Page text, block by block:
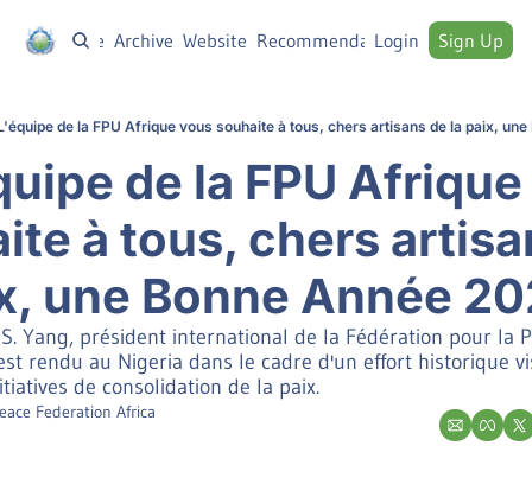
Home Archive Website Recommendations
Login Sign Up
de la FPU Afrique vous souhaite à tous, chers artisans de la paix, une
de la FPU
à tous, chers
une Bonne Année
Yang, président international de la Fédération pour la
rendu au Nigeria dans le cadre d'un effort historique
de consolidation de la paix.
Federation Africa